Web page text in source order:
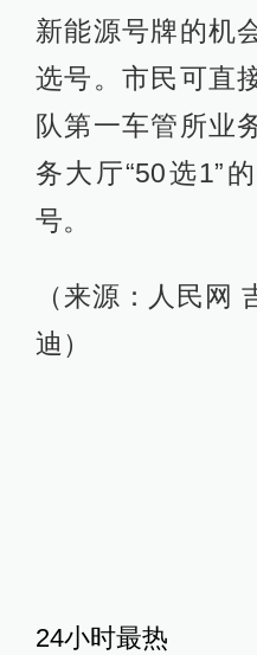
新能源号牌的机
选号。市民可直
队第一车管所业
务大厅“50选1”
号。
（来源：人民网
迪）
24小时最热